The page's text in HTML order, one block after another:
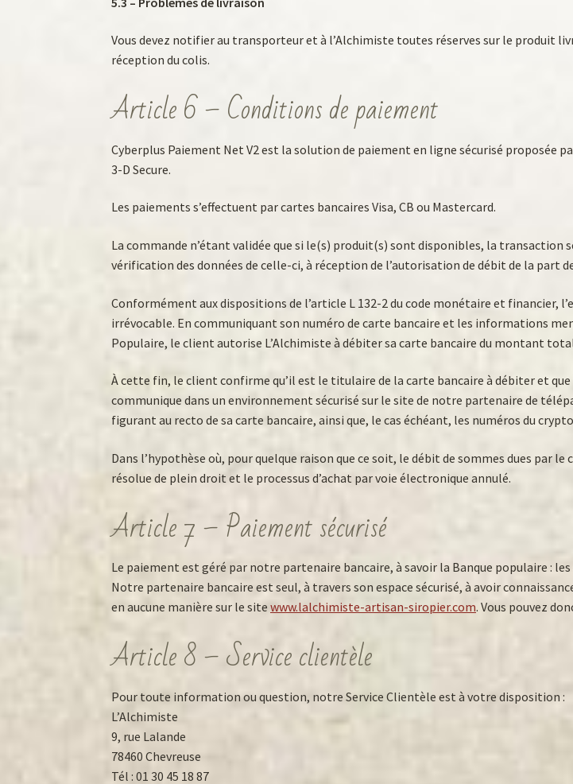
Vous devez notifier au transporteur et à l’Alchimiste toutes réserves sur le produit
réception du colis.
Article 6 – Conditions de paiement
Cyberplus Paiement Net V2 est la solution de paiement en ligne sécurisé proposée
3-D Secure.
Les paiements s’effectuent par cartes bancaires Visa, CB ou Mastercard.
La commande n’étant validée que si le(s) produit(s) sont disponibles, la
vérification des données de celle-ci, à réception de l’autorisation de débit de la part
Conformément aux dispositions de l’article L 132-2 du code monétaire et financier,
irrévocable. En communiquant son numéro de carte bancaire et les informations
Populaire, le client autorise L’Alchimiste à débiter sa carte bancaire du montant
À cette fin, le client confirme qu’il est le titulaire de la carte bancaire à débiter et
communique dans un environnement sécurisé sur le site de notre partenaire de
figurant au recto de sa carte bancaire, ainsi que, le cas échéant, les numéros du
Dans l’hypothèse où, pour quelque raison que ce soit, le débit de sommes dues
résolue de plein droit et le processus d’achat par voie électronique annulé.
Article 7 – Paiement sécurisé
Le paiement est géré par notre partenaire bancaire, à savoir la Banque populaire :
Notre partenaire bancaire est seul, à travers son espace sécurisé, à avoir
en aucune manière sur le sitewww.lalchimiste-artisan-siropier.com. Vous pouvez
Article 8 – Service clientèle
Pour toute information ou question, notre Service Clientèle est à votre disposition :
L’Alchimiste
9, rue Lalande
78460 Chevreuse
Tél : 01 30 45 18 87